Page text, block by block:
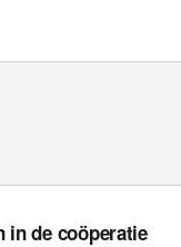
in de coöperatie